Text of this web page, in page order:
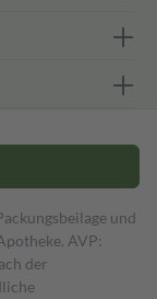
und
AVP:
der